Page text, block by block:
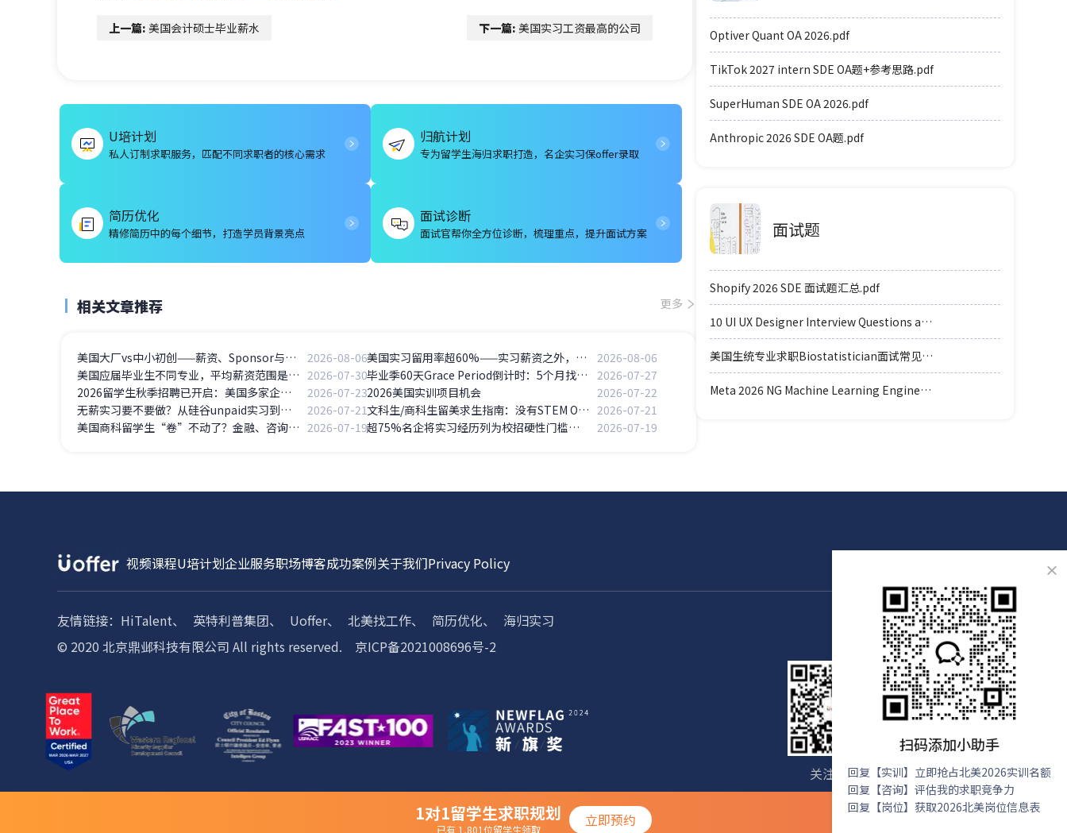
上一篇: 美国会计硕士毕业薪水 下一篇: 美国实习工资最高的公司
U培计划
私人订制求职服务，匹配不同求职者的核心需求
归航计划
专为留学生海归求职打造，名企实习保offer录取
简历优化
精修简历中的每个细节，打造学员背景亮点
面试诊断
面试官帮你全方位诊断，梳理重点，提升面试方案
相关文章推荐 更多
美国大厂vs中小初创——薪资、Sponsor与留美路径的真实博弈 2026-08-06 美国实习留用率超60%——实习薪资之外，Return Offer的长期价值
2026-08-06
美国应届毕业生不同专业，平均薪资范围是多少？ 2026-07-30 毕业季60天Grace Period倒计时：5个月找工作时间线怎么拆解？
2026-07-27
2026留学生秋季招聘已开启：美国多家企业放岗
2026-07-232026美国实训项目机会
2026-07-22
无薪实习要不要做？从硅谷unpaid实习到斩获full time Offer
2026-07-21 文科生/商科生留美求生指南：没有STEM OPT怎么办？ 2026-07-21
美国商科留学生“卷”不动了？金融、咨询岗位竞争白热化，如何突围？ 2026-07-19 超75%名企将实习经历列为校招硬性门槛，无实习经历的留学生怎么办？ 2026-07-19
Optiver Quant OA 2026.pdf
TikTok 2027 intern SDE OA题+参考思路.pdf
SuperHuman SDE OA 2026.pdf
Anthropic 2026 SDE OA题.pdf
面试题
Shopify 2026 SDE 面试题汇总.pdf
10 UI UX Designer Interview Questions and Answers.pdf
美国生统专业求职Biostatistician面试常见例题题型.pdf
Meta 2026 NG Machine Learning Engineer coding轮面参考.pdf
×
扫码添加小助手
回复【实训】立即抢占北美2026实训名额
回复【咨询】评估我的求职竞争力
回复【岗位】获取2026北美岗位信息表
视频课程U培计划企业服务职场博客成功案例关于我们Privacy Policy
友情链接： HiTalent、 英特利普集团、 Uoffer、 北美找工作、 简历优化、
海归实习
© 2020 北京鼎邺科技有限公司 All rights reserved.
京ICP备2021008696号-2
关注我们 免费咨询
1对1留学生求职规划
已有 1,801位留学生领取
立即预约